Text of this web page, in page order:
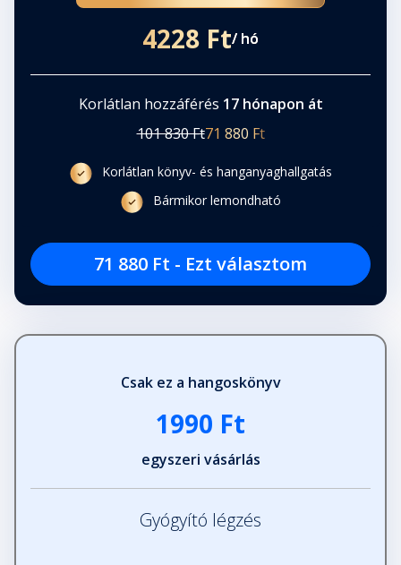
4228 Ft/ hó
Korlátlan hozzáférés 17 hónapon át
101 830 Ft71 880 Ft
Korlátlan könyv- és hanganyaghallgatás
Bármikor lemondható
71 880 Ft - Ezt választom
Csak ez a hangoskönyv
1990 Ft
egyszeri vásárlás
Gyógyító légzés